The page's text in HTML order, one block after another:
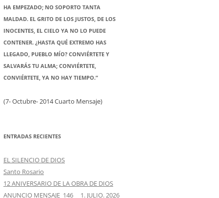
HA EMPEZADO; NO SOPORTO TANTA
MALDAD. EL GRITO DE LOS JUSTOS, DE LOS
INOCENTES, EL CIELO YA NO LO PUEDE
CONTENER. ¿HASTA QUÉ EXTREMO HAS
LLEGADO, PUEBLO MÍO? CONVIÉRTETE Y
SALVARÁS TU ALMA; CONVIÉRTETE,
CONVIÉRTETE, YA NO HAY TIEMPO.”
(7- Octubre- 2014 Cuarto Mensaje)
ENTRADAS RECIENTES
EL SILENCIO DE DIOS
Santo Rosario
12 ANIVERSARIO DE LA OBRA DE DIOS
ANUNCIO MENSAJE 146 1. JULIO. 2026